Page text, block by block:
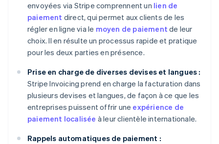
envoyées via Stripe comprennent un lien de
paiement direct, qui permet aux clients de les
régler en ligne via le moyen de paiement de leur
choix. Il en résulte un processus rapide et pratique
pour les deux parties en présence.
Prise en charge de diverses devises et langues :
Stripe Invoicing prend en charge la facturation dans
plusieurs devises et langues, de façon à ce que les
entreprises puissent offrir une expérience de
paiement localisée à leur clientèle internationale.
Rappels automatiques de paiement :